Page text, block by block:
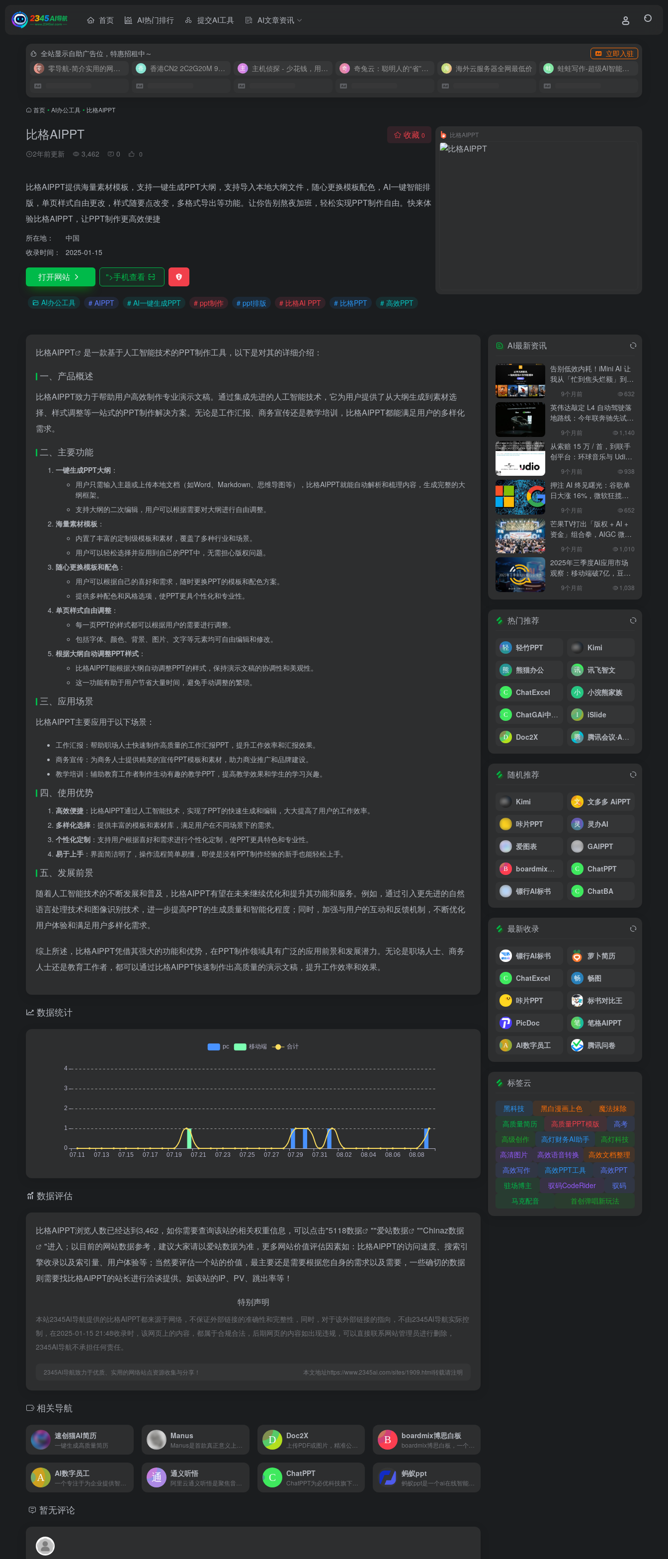
首页 AI热门排行 提交AI工具 AI文章资讯
全站显示自助广告位，特惠招租中～
立即入驻
零导航-简介实用的网址导航
香港CN2 2C2G20M 9.9/月 主机侦探 - 少花钱，用好云 奇兔云：聪明人的“省”钱计划！ 海外云服务器全网最低价 蛙蛙写作-超级AI智能写作助手
首页 • AI办公工具 • 比格AIPPT
比格AIPPT
2年前更新 3,462 0 0
收藏 0
比格AIPPT提供海量素材模板，支持一键生成PPT大纲，支持导入本地大纲文件，随心更换模板配色，AI一键智能排
版，单页样式自由更改，样式随要点改变，多格式导出等功能。让你告别熬夜加班，轻松实现PPT制作自由。快来体
验比格AIPPT，让PPT制作更高效便捷
所在地：
中国
收录时间：
2025-01-15
打开网站 ">手机查看
AI办公工具 # AIPPT # AI一键生成PPT # ppt制作 # ppt排版 # 比格AI PPT # 比格PPT # 高效PPT
比格AIPPT
比格AIPPT 是一款基于人工智能技术的PPT制作工具，以下是对其的详细介绍：
一、产品概述
比格AIPPT致力于帮助用户高效制作专业演示文稿。通过集成先进的人工智能技术，它为用户提供了从大纲生成到素材选
择、样式调整等一站式的PPT制作解决方案。无论是工作汇报、商务宣传还是教学培训，比格AIPPT都能满足用户的多样化
需求。
二、主要功能
一键生成PPT大纲 ：
用户只需输入主题或上传本地文档（如Word、Markdown、思维导图等），比格AIPPT就能自动解析和梳理内容，生成完整的大
纲框架。
支持大纲的二次编辑，用户可以根据需要对大纲进行自由调整。
海量素材模板 ：
内置了丰富的定制级模板和素材，覆盖了多种行业和场景。
用户可以轻松选择并应用到自己的PPT中，无需担心版权问题。
随心更换模板和配色：
用户可以根据自己的喜好和需求，随时更换PPT的模板和配色方案。
提供多种配色和风格选项，使PPT更具个性化和专业性。
单页样式自由调整 ：
每一页PPT的样式都可以根据用户的需要进行调整。
包括字体、颜色、背景、图片、文字等元素均可自由编辑和修改。
根据大纲自动调整PPT样式 ：
比格AIPPT能根据大纲自动调整PPT的样式，保持演示文稿的协调性和美观性。
这一功能有助于用户节省大量时间，避免手动调整的繁琐。
三、应用场景
比格AIPPT主要应用于以下场景：
工作汇报：帮助职场人士快速制作高质量的工作汇报PPT，提升工作效率和汇报效果。
商务宣传：为商务人士提供精美的宣传PPT模板和素材，助力商业推广和品牌建设。
教学培训：辅助教育工作者制作生动有趣的教学PPT，提高教学效果和学生的学习兴趣。
四、使用优势
高效便捷 ：比格AIPPT通过人工智能技术，实现了PPT的快速生成和编辑，大大提高了用户的工作效率。
多样化选择 ：提供丰富的模板和素材库，满足用户在不同场景下的需求。
个性化定制 ：支持用户根据喜好和需求进行个性化定制，使PPT更具特色和专业性。
易于上手 ：界面简洁明了，操作流程简单易懂，即使是没有PPT制作经验的新手也能轻松上手。
五、发展前景
随着人工智能技术的不断发展和普及，比格AIPPT有望在未来继续优化和提升其功能和服务。例如，通过引入更先进的自然
语言处理技术和图像识别技术，进一步提高PPT的生成质量和智能化程度；同时，加强与用户的互动和反馈机制，不断优化
用户体验和满足用户多样化需求。
综上所述，比格AIPPT凭借其强大的功能和优势，在PPT制作领域具有广泛的应用前景和发展潜力。无论是职场人士、商务
人士还是教育工作者，都可以通过比格AIPPT快速制作出高质量的演示文稿，提升工作效率和效果。
数据统计
数据评估
比格AIPPT浏览人数已经达到3,462，如你需要查询该站的相关权重信息，可以点击"5118数据 ""爱站数据 ""Chinaz数据
"进入；以目前的网站数据参考，建议大家请以爱站数据为准，更多网站价值评估因素如：比格AIPPT的访问速度、搜索引
擎收录以及索引量、用户体验等；当然要评估一个站的价值，最主要还是需要根据您自身的需求以及需要，一些确切的数据
则需要找比格AIPPT的站长进行洽谈提供。如该站的IP、PV、跳出率等！
特别声明
本站2345AI导航提供的比格AIPPT都来源于网络，不保证外部链接的准确性和完整性，同时，对于该外部链接的指向，不由2345AI导航实际控
制，在2025-01-15 21:48收录时，该网页上的内容，都属于合规合法，后期网页的内容如出现违规，可以直接联系网站管理员进行删除，
2345AI导航不承担任何责任。
2345AI导航致力于优质、实用的网络站点资源收集与分享！ 本文地址https://www.2345ai.com/sites/1909.html转载请注明
相关导航
速创猫AI简历
一键生成高质量简历
Manus Doc2X boardmix博思白板
AI数字员工 通义听悟 ChatPPT
ChatPPT为必优科技旗下国内AI生成PPT的办公产品，基于AI Chat指令式内容生成与创作，辅助职场办公人工更高效去创作PPT文档，目前接入超过350+指令集，可以在1分钟内完成全篇PPT生成、设计与排版。
蚂蚁ppt
暂无评论
AI最新资讯
告别低效内耗！iMini AI 让
我从「忙到焦头烂额」到
「下班准时打卡」
9个月前 632
英伟达敲定 L4 自动驾驶落
地路线：今年联奔驰先试
水，2027 年 10 万辆无人
出租上路
9个月前 1,140
从索赔 15 万 / 首，到联手
创平台：环球音乐与 Udio
和解，改写 AI 音乐行业规
9个月前 938
押注 AI 终见曙光：谷歌单
日大涨 16%，微软狂揽
18%，科技巨头的 “苦熬与
9个月前 652
芒果TV打出「版权 + AI +
资金」组合拳，AIGC 微短
剧行业将迎洗牌？
9个月前 1,010
2025年三季度AI应用市场
观察：移动端破7亿，豆包
异军突起
9个月前 1,038
热门推荐
轻竹PPT Kimi
熊猫办公 讯飞智文
ChatExcel 小浣熊家族
ChatGAi中文版 iSlide
Doc2X 腾讯会议·AI小助手
随机推荐
Kimi 文多多 AiPPT
咔片PPT 灵办AI
爱图表 GAIPPT
boardmix博思白板 ChatPPT
镖行AI标书 ChatBA
最新收录
镖行AI标书 萝卜简历
ChatExcel 畅图
咔片PPT 标书对比王
PicDoc 笔格AIPPT
AI数字员工 腾讯问卷
标签云
黑科技 黑白漫画上色
魔法抹除
高质量简历
高质量PPT模版
高考
高级创作
高灯财务AI助手
高灯科技
高清图片
高效语音转换
高效文档整理
高效写作
高效PPT工具
高效PPT
驻场博主
驭码CodeRider
驭码
马克配音
首创弹唱新玩法